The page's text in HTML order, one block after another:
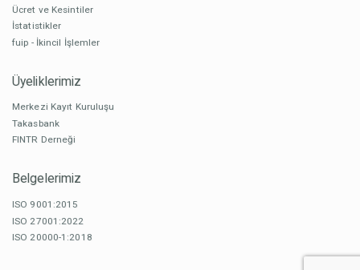
Ücret ve Kesintiler
İstatistikler
fuip - İkincil İşlemler
Üyeliklerimiz
Merkezi Kayıt Kuruluşu
Takasbank
FINTR Derneği
Belgelerimiz
ISO 9001:2015
ISO 27001:2022
ISO 20000-1:2018